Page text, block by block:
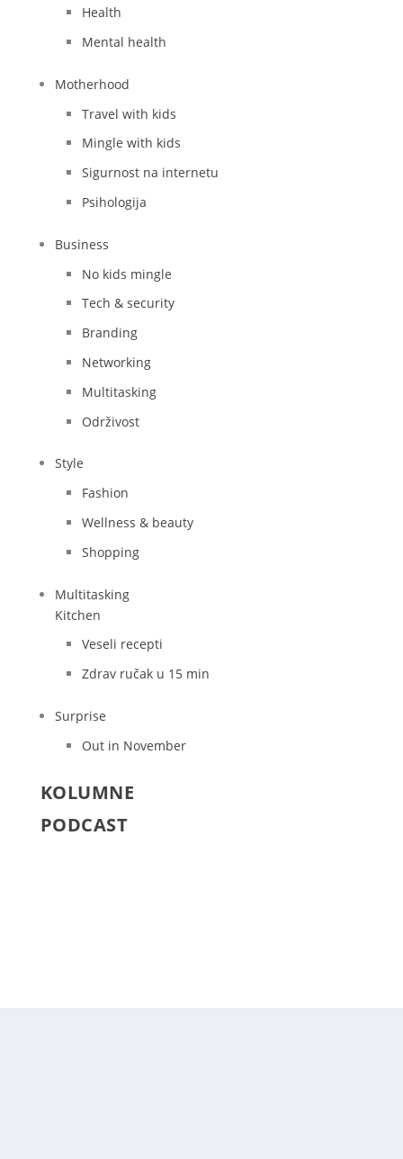
Health
Mental health
Motherhood
Travel with kids
Mingle with kids
Sigurnost na internetu
Psihologija
Business
No kids mingle
Tech & security
Branding
Networking
Multitasking
Održivost
Style
Fashion
Wellness & beauty
Shopping
Multitasking
Kitchen
Veseli recepti
Zdrav ručak u 15 min
Surprise
Out in November
KOLUMNE
PODCAST